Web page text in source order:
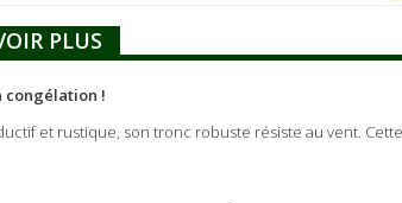
PLUS
congélation !
et rustique, son tronc robuste résiste au vent.